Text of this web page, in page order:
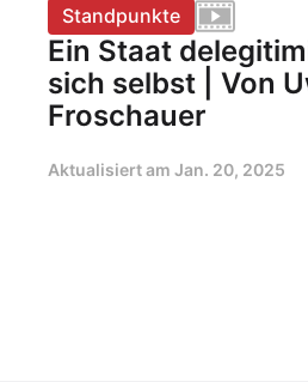
Standpunkte
Ein Staat
sich selbst | Von
Froschauer
Aktualisiert am Jan. 20, 2025